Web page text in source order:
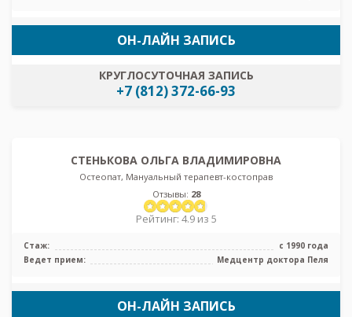
ОН-ЛАЙН ЗАПИСЬ
КРУГЛОСУТОЧНАЯ ЗАПИСЬ
+7 (812) 372-66-93
СТЕНЬКОВА ОЛЬГА ВЛАДИМИРОВНА
Остеопат, Мануальный терапевт-костоправ
Отзывы: 28
Рейтинг: 4.9 из 5
Стаж:
с 1990 года
Ведет прием:
Медцентр доктора Пеля
ОН-ЛАЙН ЗАПИСЬ